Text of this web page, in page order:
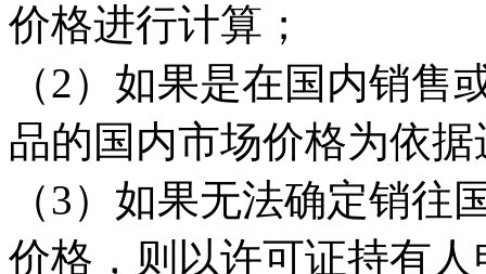
价格进行计算；
（2）如果是在国内销
品的国内市场价格为依
（3）如果无法确定销
价格，则以许可证持有